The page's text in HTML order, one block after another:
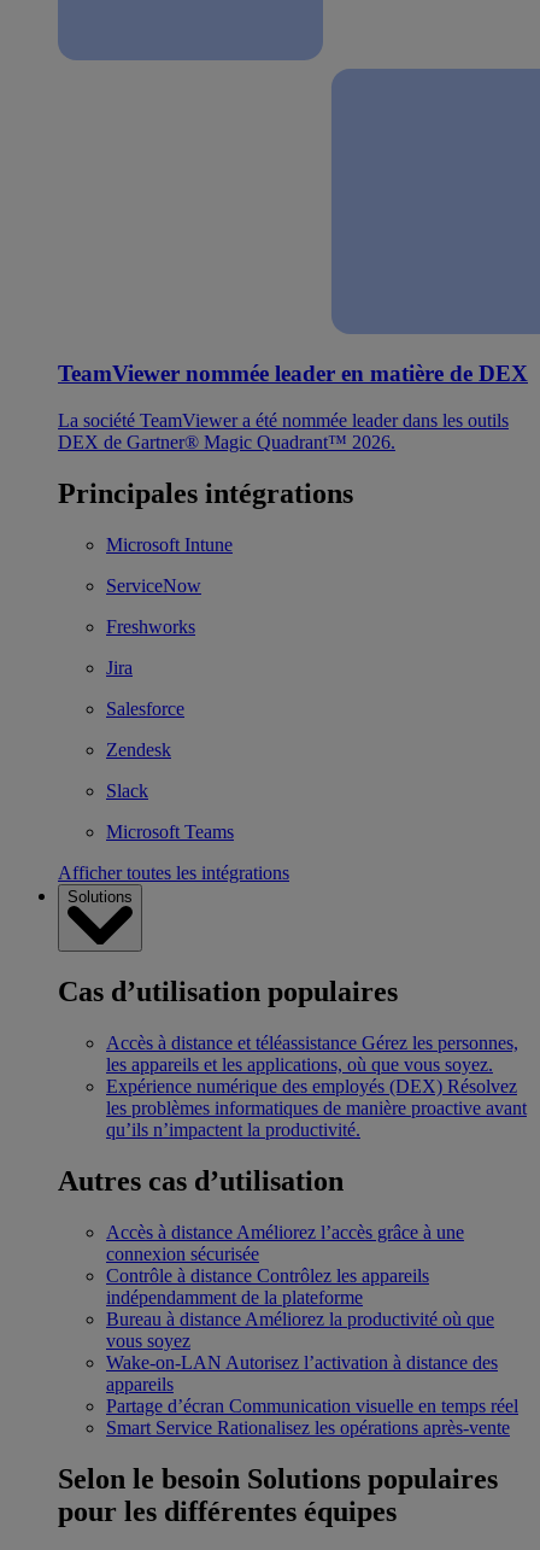
TeamViewer nommée leader en matière de DEX
La société TeamViewer a été nommée leader dans les outils
DEX de Gartner® Magic Quadrant™ 2026.
Principales intégrations
Microsoft Intune
ServiceNow
Freshworks
Jira
Salesforce
Zendesk
Slack
Microsoft Teams
Afficher toutes les intégrations
Solutions
Cas d’utilisation populaires
Accès à distance et téléassistance Gérez les personnes,
les appareils et les applications, où que vous soyez.
Expérience numérique des employés (DEX) Résolvez
les problèmes informatiques de manière proactive avant
qu’ils n’impactent la productivité.
Autres cas d’utilisation
Accès à distance Améliorez l’accès grâce à une
connexion sécurisée
Contrôle à distance Contrôlez les appareils
indépendamment de la plateforme
Bureau à distance Améliorez la productivité où que
vous soyez
Wake-on-LAN Autorisez l’activation à distance des
appareils
Partage d’écran Communication visuelle en temps réel
Smart Service Rationalisez les opérations après-vente
Selon le besoin Solutions populaires
pour les différentes équipes